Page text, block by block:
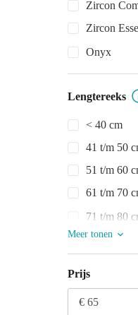
Zircon
Zircon
Onyx
Lengtereeks
< 40 cm
41 t/m 50
51 t/m 60
61 t/m 70
71 t/m 80
Meer tonen
Prijs
€ 65